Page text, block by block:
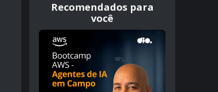
Recomendados para
você